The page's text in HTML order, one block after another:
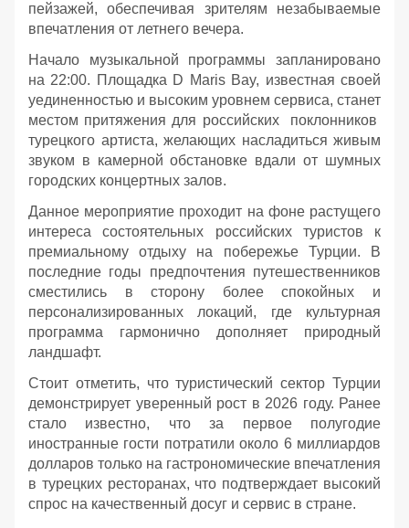
пейзажей, обеспечивая зрителям незабываемые
впечатления от летнего вечера.
Начало музыкальной программы запланировано
на 22:00. Площадка D Maris Bay, известная своей
уединенностью и высоким уровнем сервиса, станет
местом притяжения для российских поклонников
турецкого артиста, желающих насладиться живым
звуком в камерной обстановке вдали от шумных
городских концертных залов.
Данное мероприятие проходит на фоне растущего
интереса состоятельных российских туристов к
премиальному отдыху на побережье Турции. В
последние годы предпочтения путешественников
сместились в сторону более спокойных и
персонализированных локаций, где культурная
программа гармонично дополняет природный
ландшафт.
Стоит отметить, что туристический сектор Турции
демонстрирует уверенный рост в 2026 году. Ранее
стало известно, что за первое полугодие
иностранные гости потратили около 6 миллиардов
долларов только на гастрономические впечатления
в турецких ресторанах, что подтверждает высокий
спрос на качественный досуг и сервис в стране.